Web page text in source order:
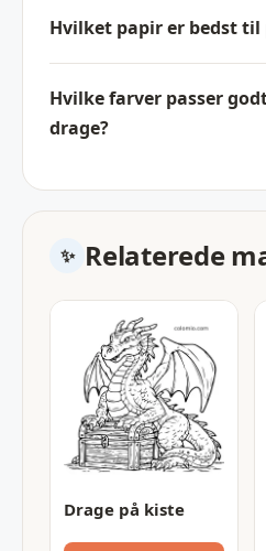
Hvilket papir er bedst
Hvilke farver passer
drage?
Relaterede
Drage på kiste